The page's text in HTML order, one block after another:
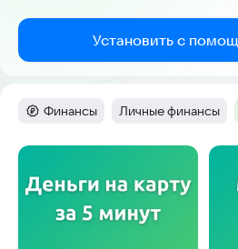
Установить с
Категория:
Финансы Тег:
Личные финансы
Скриншоты